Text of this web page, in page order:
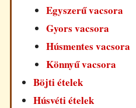
Egyszerű vacsora
Gyors vacsora
Húsmentes vacsora
Könnyű vacsora
Böjti ételek
Húsvéti ételek